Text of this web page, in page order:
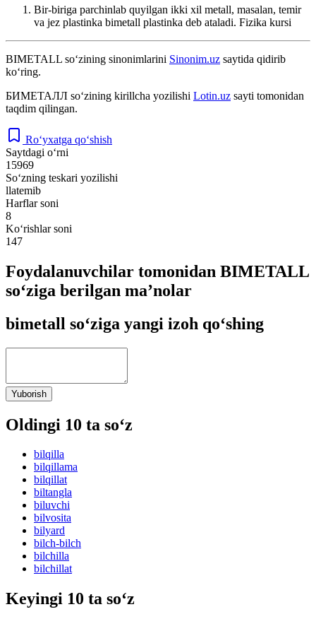
Bir-biriga parchinlab quyilgan ikki xil metall, masalan, temir
va jez plastinka bimetall plastinka deb ataladi. Fizika kursi
BIMETALL so‘zining sinonimlarini Sinonim.uz saytida qidirib
ko‘ring.
БИМЕТАЛЛ so‘zining kirillcha yozilishi Lotin.uz sayti tomonidan
taqdim qilingan.
Ro‘yxatga qo‘shish
Saytdagi o‘rni
15969
So‘zning teskari yozilishi
llatemib
Harflar soni
8
Ko‘rishlar soni
147
Foydalanuvchilar tomonidan BIMETALL
so‘ziga berilgan ma’nolar
bimetall so‘ziga yangi izoh qo‘shing
Yuborish
Oldingi 10 ta so‘z
bilqilla
bilqillama
bilqillat
biltangla
biluvchi
bilvosita
bilyard
bilch-bilch
bilchilla
bilchillat
Keyingi 10 ta so‘z